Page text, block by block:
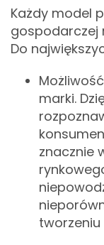
Każdy model
gospodarczej
Do
marki.
znacznie